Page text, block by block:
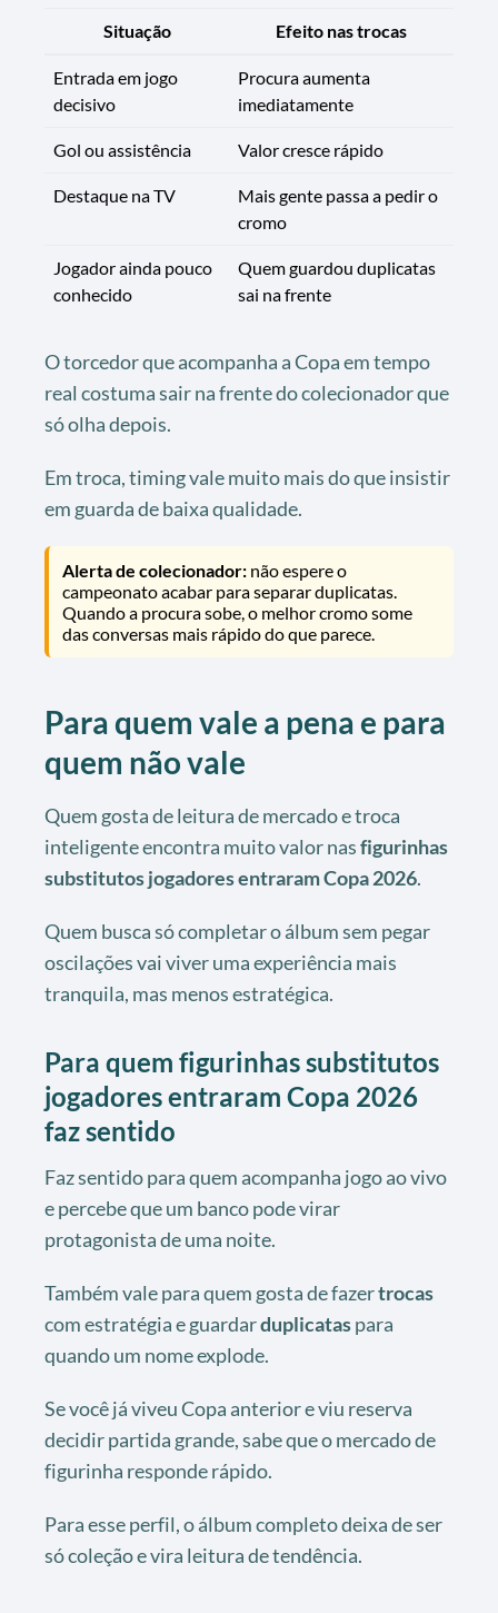
Situação Efeito nas trocas
Entrada em jogo
decisivo
Procura aumenta
imediatamente
Gol ou assistência Valor cresce rápido
Destaque na TV
Mais gente passa a pedir o
cromo
Jogador ainda pouco
conhecido
Quem guardou duplicatas
sai na frente
O torcedor que acompanha a Copa em tempo
real costuma sair na frente do colecionador que
só olha depois.
Em troca, timing vale muito mais do que insistir
em guarda de baixa qualidade.
Alerta de colecionador: não espere o
campeonato acabar para separar duplicatas.
Quando a procura sobe, o melhor cromo some
das conversas mais rápido do que parece.
Para quem vale a pena e para
quem não vale
Quem gosta de leitura de mercado e troca
inteligente encontra muito valor nasfigurinhas
substitutos jogadores entraram Copa 2026.
Quem busca só completar o álbum sem pegar
oscilações vai viver uma experiência mais
tranquila, mas menos estratégica.
Para quem figurinhas substitutos
jogadores entraram Copa 2026
faz sentido
Faz sentido para quem acompanha jogo ao vivo
e percebe que um banco pode virar
protagonista de uma noite.
Também vale para quem gosta de fazertrocas
com estratégia e guardarduplicataspara
quando um nome explode.
Se você já viveu Copa anterior e viu reserva
decidir partida grande, sabe que o mercado de
figurinha responde rápido.
Para esse perfil, o álbum completo deixa de ser
só coleção e vira leitura de tendência.